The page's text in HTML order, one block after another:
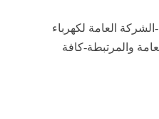
العامة لكهرباء
والمرتبطة-كافة